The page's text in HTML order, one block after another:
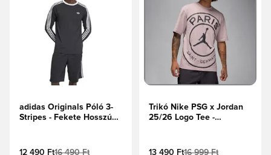
adidas Originals Póló 3-
Stripes - Fekete Hosszú
12 490 Ft16 490 Ft
Trikó Nike PSG x Jordan
25/26 Logo Tee -
13 490 Ft16 999 Ft